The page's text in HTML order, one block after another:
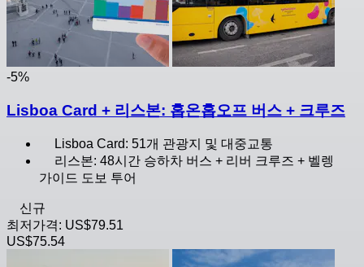
-5%
Lisboa Card + 리스본: 홉온홉오프 버스 + 크루즈
Lisboa Card: 51개 관광지 및 대중교통
리스본: 48시간 승하차 버스 + 리버 크루즈 + 벨렝
가이드 도보 투어
신규
최저가격: US$79.51
US$75.54